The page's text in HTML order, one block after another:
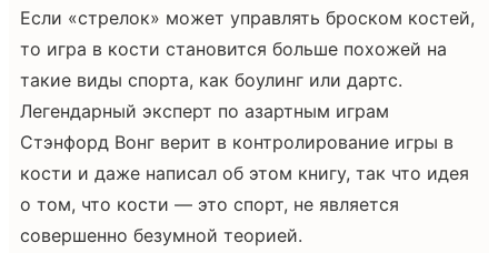
Если «стрелок» может управлять броском костей,
то игра в кости становится больше похожей на
такие виды спорта, как боулинг или дартс.
Легендарный эксперт по азартным играм
Стэнфорд Вонг верит в контролирование игры в
кости и даже написал об этом книгу, так что идея
о том, что кости — это спорт, не является
совершенно безумной теорией.